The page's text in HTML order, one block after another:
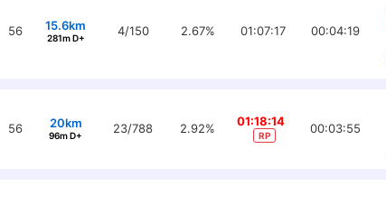
56 15.6km
281m D+ 4/150 2.67% 01:07:17
00:04:19
56 20km
96m D+ 23/788 2.92% 01:18:14
RP
00:03:55